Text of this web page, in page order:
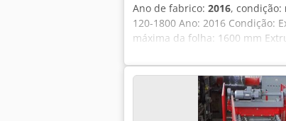
Ano de fabrico: 2016, condição:
120-1800 Ano: 2016 Condição:
máxima da folha: 1600 mm
Diâmetros do rolo de
espessura da folha do banho
detalhes estão sujeitos a